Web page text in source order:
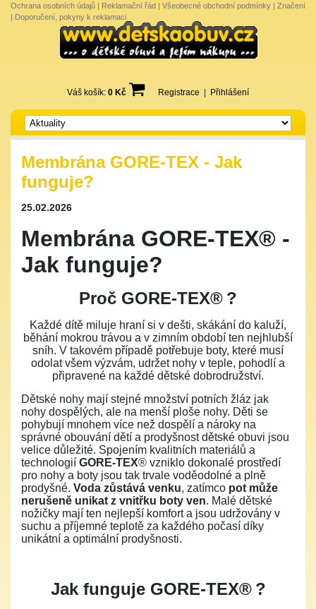
Ochrana osobních údajů | Reklamační řád | Všeobecné obchodní podmínky | Značení
| Doporučení, pokyny k reklamaci
Váš košík: 0 Kč Registrace Přihlášení
Membrána GORE-TEX - Jak
funguje?
25.02.2026
Membrána GORE-TEX® -
Jak funguje?
Proč GORE-TEX® ?
Každé dítě miluje hraní si v dešti, skákání do kaluží,
běhání mokrou trávou a v zimním období ten nejhlubší
sníh. V takovém případě potřebuje boty, které musí
odolat všem výzvám, udržet nohy v teple, pohodlí a
připravené na každé dětské dobrodružství.
Dětské nohy mají stejné množství potních žláz jak
nohy dospělých, ale na menší ploše nohy. Děti se
pohybují mnohem více než dospělí a nároky na
správné obouvání dětí a prodyšnost dětské obuvi jsou
velice důležité. Spojením kvalitních materiálů a
technologií GORE-TEX® vzniklo dokonalé prostředí
pro nohy a boty jsou tak trvale voděodolné a plně
prodyšné. Voda zůstává venku, zatímco pot může
nerušeně unikat z vnitřku boty ven. Malé dětské
nožičky mají ten nejlepší komfort a jsou udržovány v
suchu a příjemné teplotě za každého počasí díky
unikátní a optimální prodyšnosti.
Jak funguje GORE-TEX® ?